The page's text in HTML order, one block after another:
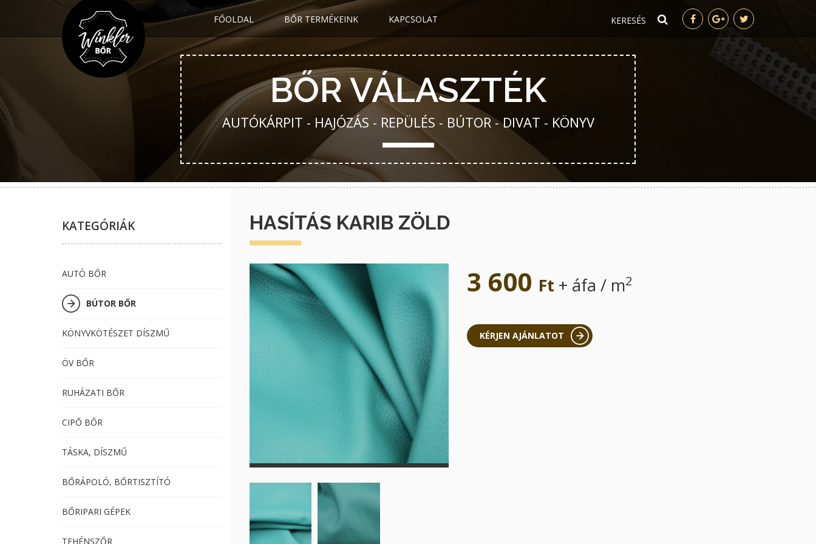
FŐOLDAL BŐR TERMÉKEINK KAPCSOLAT
BŐR VÁLASZTÉK
AUTÓKÁRPIT - HAJÓZÁS - REPÜLÉS - BÚTOR - DIVAT - KÖNYV
KATEGÓRIÁK
AUTÓ BŐR
BÚTOR BŐR
KÖNYVKÖTÉSZET DÍSZMŰ
ÖV BŐR
RUHÁZATI BŐR
CIPŐ BŐR
TÁSKA, DÍSZMŰ
BŐRÁPOLÓ, BŐRTISZTÍTÓ
BŐRIPARI GÉPEK
TEHÉNSZŐR
HASÍTÁS KARIB ZÖLD
3 600 Ft + áfa / m2
KÉRJEN AJÁNLATOT